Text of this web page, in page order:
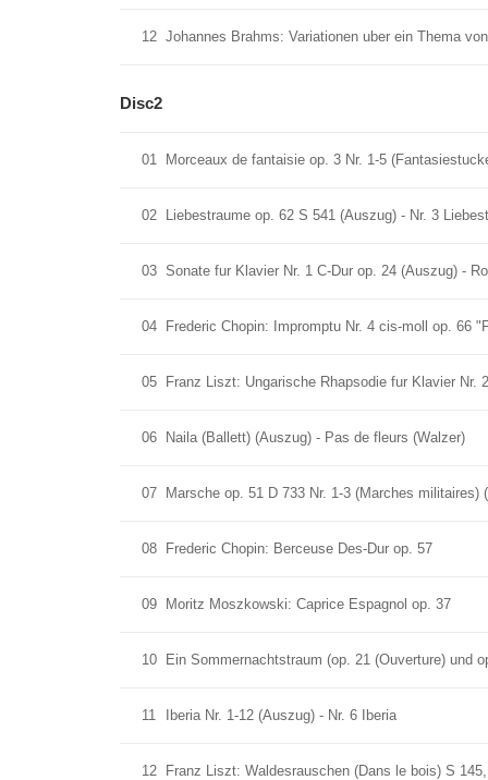
12 Johannes Brahms: Variationen uber ein Thema
Disc2
01 Morceaux de fantaisie op. 3 Nr. 1-5
02 Liebestraume op. 62 S 541 (Auszug) - Nr. 3
03 Sonate fur Klavier Nr. 1 C-Dur op. 24 (Auszug) -
04 Frederic Chopin: Impromptu Nr. 4 cis-moll op. 66
05 Franz Liszt: Ungarische Rhapsodie fur Klavier Nr.
06 Naila (Ballett) (Auszug) - Pas de fleurs (Walzer)
07 Marsche op. 51 D 733 Nr. 1-3 (Marches
08 Frederic Chopin: Berceuse Des-Dur op. 57
09 Moritz Moszkowski: Caprice Espagnol op. 37
10 Ein Sommernachtstraum (op. 21 (Ouverture) und
11 Iberia Nr. 1-12 (Auszug) - Nr. 6 Iberia
12 Franz Liszt: Waldesrauschen (Dans le bois) S